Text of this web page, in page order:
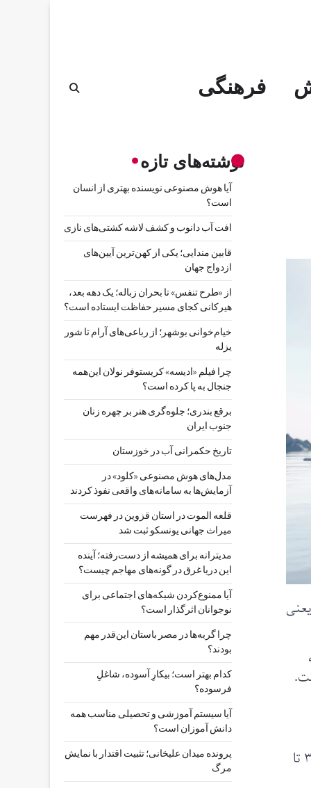
فرهنگی
تجربه کند، یعنی
۹ مطالعه شبیه‌سازی دیگر نیز پیش‌بینی کرده‌انمد که شرایط عاری شدن دریای قطب شمال از یخ ممکن است طی ۳ تا
نوشته‌های تازه
آیا هوش مصنوعی نویسنده بهتری از انسان
است؟
افت آب دانوب و کشف لاشه کشتی‌های نازی
قابین مندایی؛ یکی از کهن‌ترین آیین‌های
ازدواج جهان
از «طرح تنفس» تا بحران زباله؛ یک دهه بعد،
هیرکانی کجای مسیر حفاظت ایستاده است؟
خیام‌خوانی بوشهر؛ از رباعی‌های آرام تا شور
یزله
چرا فیلم «ادیسه» کریستوفر نولان این‌همه
جنجال به پا کرده است؟
برقع بندری؛ جلوه‌گری هنر بر چهره زنان
جنوب ایران
تاریخ حکمرانی آب در خوزستان
مدل‌های هوش مصنوعی «کلود» در
آزمایش‌ها به سامانه‌های واقعی نفوذ کردند
قلعه الموت در استان قزوین در فهرست
میراث جهانی یونسکو ثبت شد
مدیترانه برای همیشه از دست‌رفته؛ آینده
این دریا غرق در گونه‌های مهاجم چیست؟
آیا ممنوع‌کردن شبکه‌های اجتماعی برای
نوجوانان اثرگذار است؟
چرا گربه‌ها در مصر باستان این‌قدر مهم
بودند؟
کدام بهتر است؛ بیکارِ آسوده، شاغلِ
فرسوده؟
آیا سیستم آموزشی و تحصیلی مناسب همه
دانش آموزان است؟
پرونده میدان علیخانی؛ تثبیت اقتدار با نمایش
مرگ